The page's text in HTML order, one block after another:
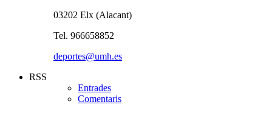
03202 Elx (Alacant)
Tel. 966658852
deportes@umh.es
RSS
Entrades
Comentaris